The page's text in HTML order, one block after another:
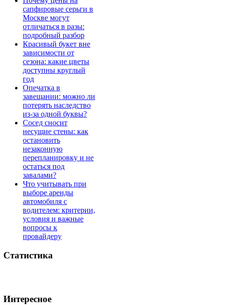
сапфировые серьги в
Москве могут
отличаться в разы:
подробный разбор
Красивый букет вне
зависимости от
сезона: какие цветы
доступны круглый
год
Опечатка в
завещании: можно ли
потерять наследство
из-за одной буквы?
Сосед сносит
несущие стены: как
остановить
незаконную
перепланировку и не
остаться под
завалами?
Что учитывать при
выборе аренды
автомобиля с
водителем: критерии,
условия и важные
вопросы к
провайдеру
Статистика
Интересное